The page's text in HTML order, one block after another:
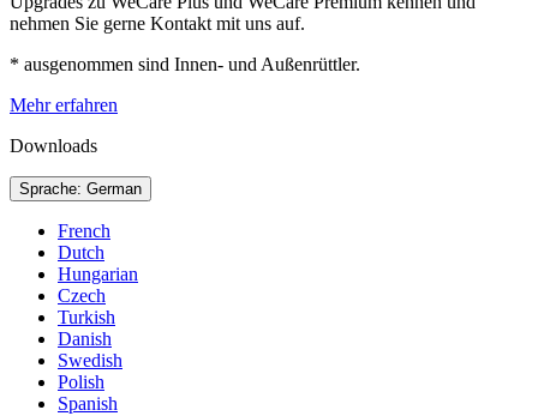
nehmen Sie gerne Kontakt mit uns auf.
* ausgenommen sind Innen- und Außenrüttler.
Mehr erfahren
Downloads
Sprache: German
French
Dutch
Hungarian
Czech
Turkish
Danish
Swedish
Polish
Spanish